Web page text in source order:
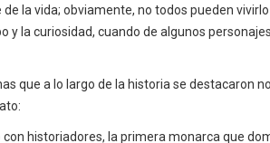
de la vida; obviamente, no todos pueden
y la curiosidad, cuando de algunos
que a lo largo de la historia se destacaron
con historiadores, la primera monarca que